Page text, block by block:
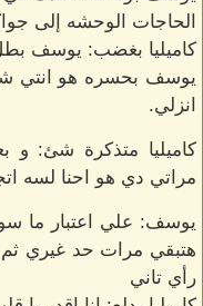
الحاجات الوحشه إلى
كاميليا بغضب: يوسف
يوسف بحسره هو انتي
انزلي.
كاميليا متذكرة شئ: و
مراتي دي هو احنا لسه
يوسف: علي اعتبار ما
هتبقي مرات حد غيري ثم
رأي تاني